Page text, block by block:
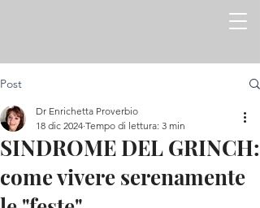
Post
SINDROME DEL GRINCH:
come vivere serenamente
Dr Enrichetta Proverbio
18 dic 2024 Tempo di lettura: 3 min